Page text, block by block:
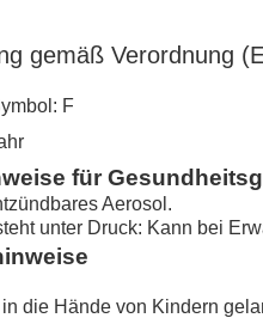
gemäß Verordnung
für
Aerosol.
unter Druck: Kann bei
die Hände von Kindern